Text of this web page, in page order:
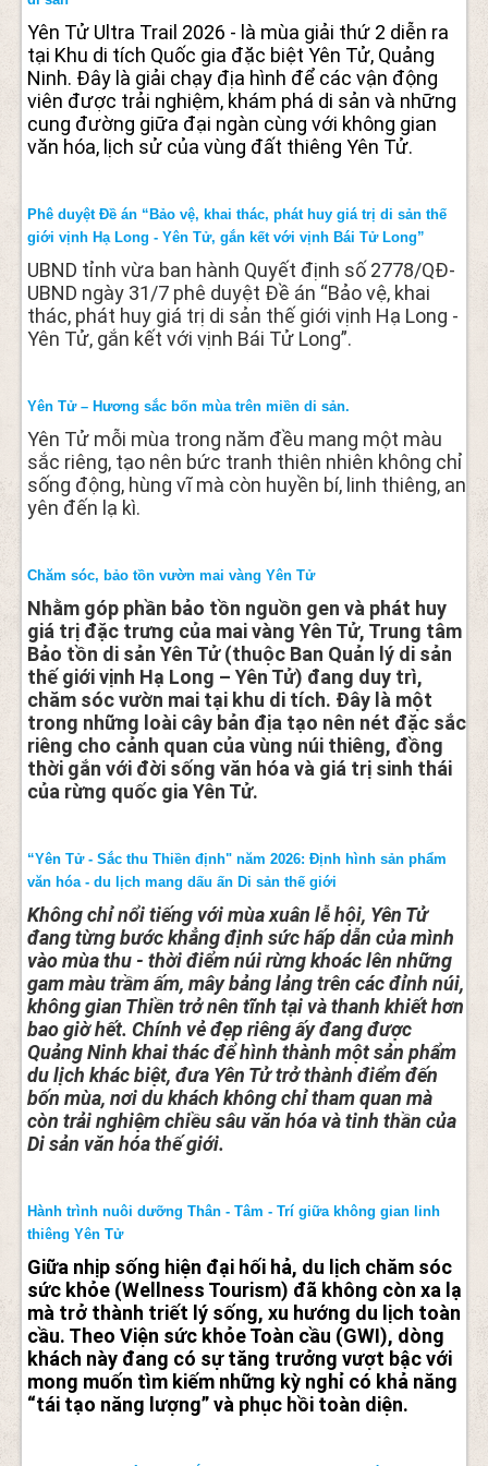
Yên Tử Ultra Trail 2026 - là mùa giải thứ 2 diễn ra
tại Khu di tích Quốc gia đặc biệt Yên Tử, Quảng
Ninh. Đây là giải chạy địa hình để các vận động
viên được trải nghiệm, khám phá di sản và những
cung đường giữa đại ngàn cùng với không gian
văn hóa, lịch sử của vùng đất thiêng Yên Tử.
Phê duyệt Đề án “Bảo vệ, khai thác, phát huy giá trị di sản thế
giới vịnh Hạ Long - Yên Tử, gắn kết với vịnh Bái Tử Long”
UBND tỉnh vừa ban hành Quyết định số 2778/QĐ-
UBND ngày 31/7 phê duyệt Đề án “Bảo vệ, khai
thác, phát huy giá trị di sản thế giới vịnh Hạ Long -
Yên Tử, gắn kết với vịnh Bái Tử Long”.
Yên Tử – Hương sắc bốn mùa trên miền di sản.
Yên Tử mỗi mùa trong năm đều mang một màu
sắc riêng, tạo nên bức tranh thiên nhiên không chỉ
sống động, hùng vĩ mà còn huyền bí, linh thiêng, an
yên đến lạ kì.
Chăm sóc, bảo tồn vườn mai vàng Yên Tử
Nhằm góp phần bảo tồn nguồn gen và phát huy
giá trị đặc trưng của mai vàng Yên Tử, Trung tâm
Bảo tồn di sản Yên Tử (thuộc Ban Quản lý di sản
thế giới vịnh Hạ Long – Yên Tử) đang duy trì,
chăm sóc vườn mai tại khu di tích. Đây là một
trong những loài cây bản địa tạo nên nét đặc sắc
riêng cho cảnh quan của vùng núi thiêng, đồng
thời gắn với đời sống văn hóa và giá trị sinh thái
của rừng quốc gia Yên Tử.
“Yên Tử - Sắc thu Thiền định" năm 2026: Định hình sản phẩm
văn hóa - du lịch mang dấu ấn Di sản thế giới
Không chỉ nổi tiếng với mùa xuân lễ hội, Yên Tử
đang từng bước khẳng định sức hấp dẫn của mình
vào mùa thu - thời điểm núi rừng khoác lên những
gam màu trầm ấm, mây bảng lảng trên các đỉnh núi,
không gian Thiền trở nên tĩnh tại và thanh khiết hơn
bao giờ hết. Chính vẻ đẹp riêng ấy đang được
Quảng Ninh khai thác để hình thành một sản phẩm
du lịch khác biệt, đưa Yên Tử trở thành điểm đến
bốn mùa, nơi du khách không chỉ tham quan mà
còn trải nghiệm chiều sâu văn hóa và tinh thần của
Di sản văn hóa thế giới.
Hành trình nuôi dưỡng Thân - Tâm - Trí giữa không gian linh
thiêng Yên Tử
Giữa nhịp sống hiện đại hối hả, du lịch chăm sóc
sức khỏe (Wellness Tourism) đã không còn xa lạ
mà trở thành triết lý sống, xu hướng du lịch toàn
cầu. Theo Viện sức khỏe Toàn cầu (GWI), dòng
khách này đang có sự tăng trưởng vượt bậc với
mong muốn tìm kiếm những kỳ nghỉ có khả năng
“tái tạo năng lượng” và phục hồi toàn diện.